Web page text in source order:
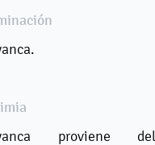
proviene del